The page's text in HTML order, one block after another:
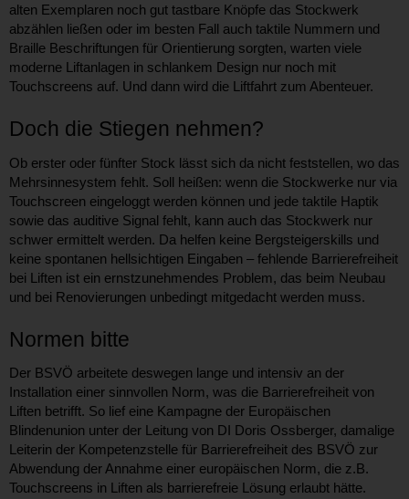
alten Exemplaren noch gut tastbare Knöpfe das Stockwerk
abzählen ließen oder im besten Fall auch taktile Nummern und
Braille Beschriftungen für Orientierung sorgten, warten viele
moderne Liftanlagen in schlankem Design nur noch mit
Touchscreens auf. Und dann wird die Liftfahrt zum Abenteuer.
Doch die Stiegen nehmen?
Ob erster oder fünfter Stock lässt sich da nicht feststellen, wo das
Mehrsinnesystem fehlt. Soll heißen: wenn die Stockwerke nur via
Touchscreen eingeloggt werden können und jede taktile Haptik
sowie das auditive Signal fehlt, kann auch das Stockwerk nur
schwer ermittelt werden. Da helfen keine Bergsteigerskills und
keine spontanen hellsichtigen Eingaben – fehlende Barrierefreiheit
bei Liften ist ein ernstzunehmendes Problem, das beim Neubau
und bei Renovierungen unbedingt mitgedacht werden muss.
Normen bitte
Der BSVÖ arbeitete deswegen lange und intensiv an der
Installation einer sinnvollen Norm, was die Barrierefreiheit von
Liften betrifft. So lief eine Kampagne der Europäischen
Blindenunion unter der Leitung von DI Doris Ossberger, damalige
Leiterin der Kompetenzstelle für Barrierefreiheit des BSVÖ zur
Abwendung der Annahme einer europäischen Norm, die z.B.
Touchscreens in Liften als barrierefreie Lösung erlaubt hätte.